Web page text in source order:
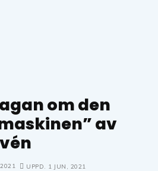
om den
av
UPPD. 1 JUN, 2021